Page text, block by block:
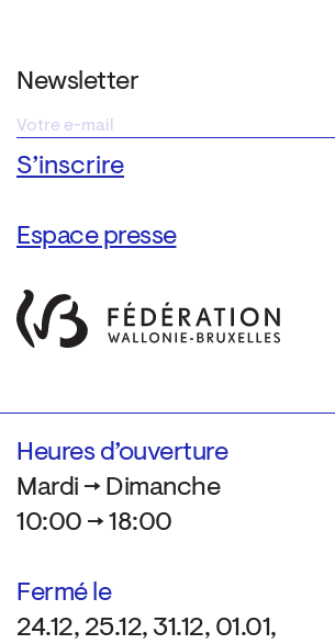
Newsletter
Espace presse
Heures d’ouverture
Mardi → Dimanche
10:00 → 18:00
Fermé le
24.12, 25.12, 31.12, 01.01,